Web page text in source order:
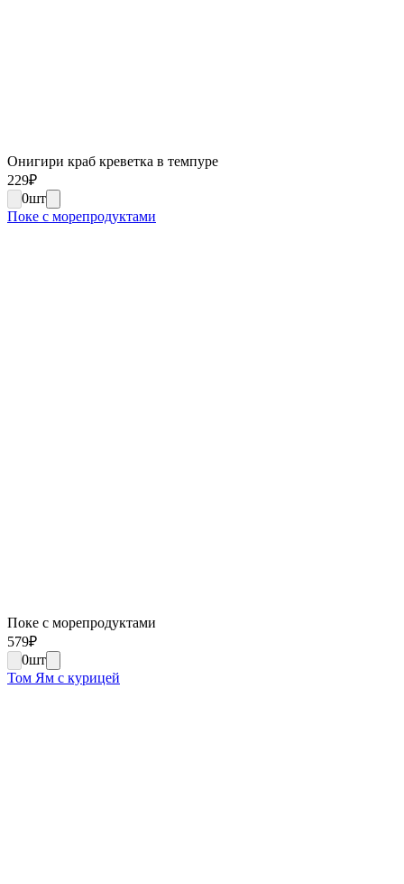
Онигири краб креветка в темпуре
229₽
0шт
Поке с морепродуктами
Поке с морепродуктами
579₽
0шт
Том Ям с курицей